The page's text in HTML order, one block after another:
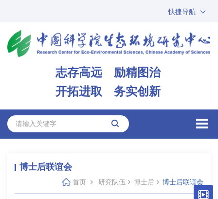
快捷导航
ARP
邮箱
志存高远 励精图治
开拓进取 务实创新
博士后联谊会
首页 研究队伍 博士后 博士后联谊会